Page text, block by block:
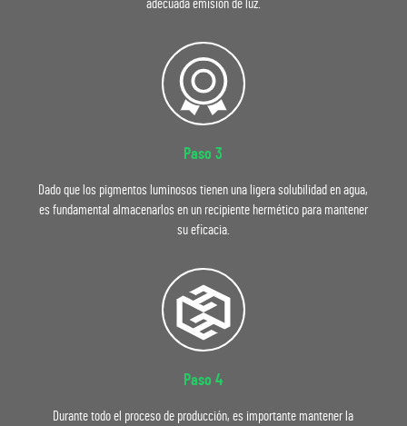
adecuada emisión de luz.
Paso 3
Dado que los pigmentos luminosos tienen una ligera solubilidad en agua,
es fundamental almacenarlos en un recipiente hermético para mantener
su eficacia.
Paso 4
Durante todo el proceso de producción, es importante mantener la